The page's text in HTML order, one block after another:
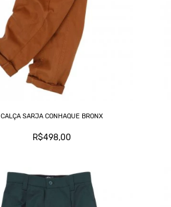
CALÇA SARJA CONHAQUE BRONX
R$498,00